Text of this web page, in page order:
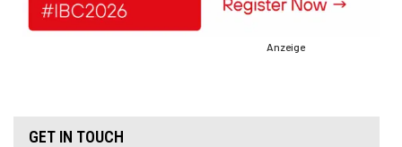
Anzeige
GET IN TOUCH